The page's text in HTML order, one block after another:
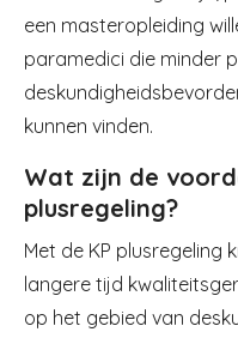
een masteropleiding
paramedici die minder
kunnen vinden.
Wat zijn de
plusregeling?
Met de KP plusregeling
langere tijd
op het gebied van